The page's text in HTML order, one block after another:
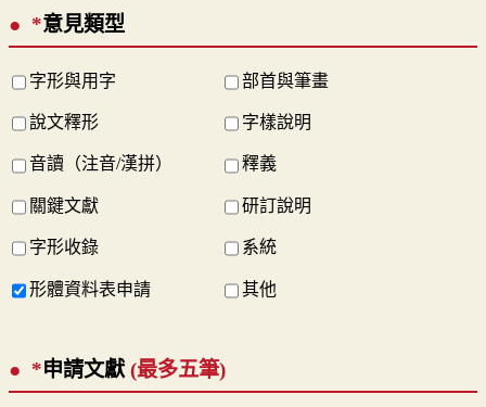
*意見類型
字形與用字 部首與筆畫
說文釋形 字樣說明
音讀（注音/漢拼） 釋義
關鍵文獻 研訂說明
字形收錄 系統
形體資料表申請 其他
*申請文獻(最多五筆)